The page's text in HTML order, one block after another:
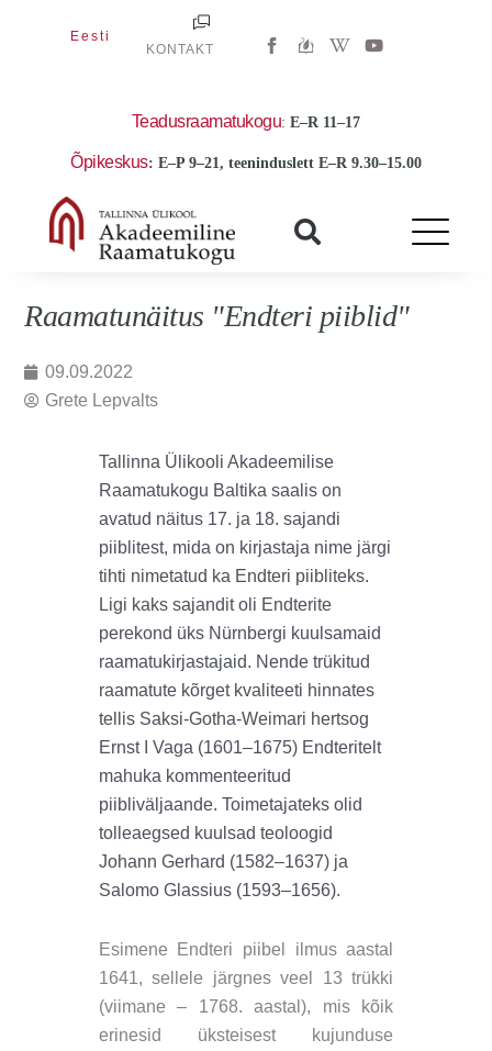
Eesti
KONTAKT
W
i
e
a
Y
o
Teadusraamatukogu:E–R 11–17
Õpikeskus: E–P 9–21, teeninduslett E–R 9.30–15.00
Raamatunäitus "Endteri piiblid"
09.09.2022
Grete Lepvalts
Tallinna Ülikooli Akadeemilise
Raamatukogu Baltika saalis on
avatud näitus 17. ja 18. sajandi
piiblitest, mida on kirjastaja nime järgi
tihti nimetatud ka Endteri piibliteks.
Ligi kaks sajandit oli Endterite
perekond üks Nürnbergi kuulsamaid
raamatukirjastajaid. Nende trükitud
raamatute kõrget kvaliteeti hinnates
tellis Saksi-Gotha-Weimari hertsog
Ernst I Vaga (1601–1675) Endteritelt
mahuka kommenteeritud
piibliväljaande. Toimetajateks olid
tolleaegsed kuulsad teoloogid
Johann Gerhard (1582–1637) ja
Salomo Glassius (1593–1656).
Esimene Endteri piibel ilmus aastal
1641, sellele järgnes veel 13 trükki
(viimane – 1768. aastal), mis kõik
erinesid üksteisest kujunduse